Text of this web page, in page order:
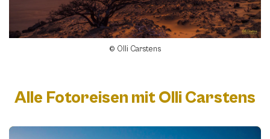
© Olli Carstens
Alle Fotoreisen mit Olli Carstens